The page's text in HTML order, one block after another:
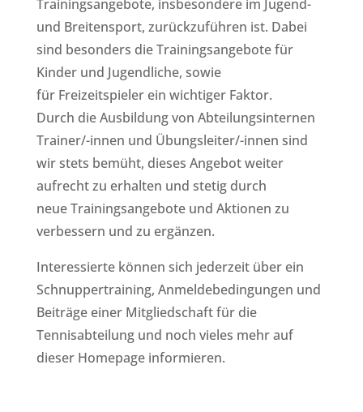
Trainingsangebote, insbesondere im Jugend-
und Breitensport, zurückzuführen ist. Dabei
sind besonders die Trainingsangebote für
Kinder und Jugendliche, sowie
für Freizeitspieler ein wichtiger Faktor.
Durch die Ausbildung von Abteilungsinternen
Trainer/-innen und Übungsleiter/-innen sind
wir stets bemüht, dieses Angebot weiter
aufrecht zu erhalten und stetig durch
neue Trainingsangebote und Aktionen zu
verbessern und zu ergänzen.
Interessierte können sich jederzeit über ein
Schnuppertraining, Anmeldebedingungen und
Beiträge einer Mitgliedschaft für die
Tennisabteilung und noch vieles mehr auf
dieser Homepage informieren.